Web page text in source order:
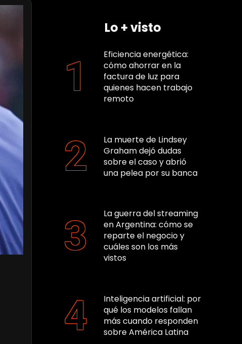
Lo + visto
Eficiencia energética:
cómo ahorrar en la
factura de luz para
quienes hacen trabajo
remoto
La muerte de Lindsey
Graham dejó dudas
sobre el caso y abrió
una pelea por su banca
La guerra del streaming
en Argentina: cómo se
reparte el negocio y
cuáles son los más
vistos
Inteligencia artificial: por
qué los modelos fallan
más cuando responden
sobre América Latina